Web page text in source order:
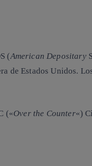
(American Depositary
de Estados Unidos.
(«Over the Counter«)